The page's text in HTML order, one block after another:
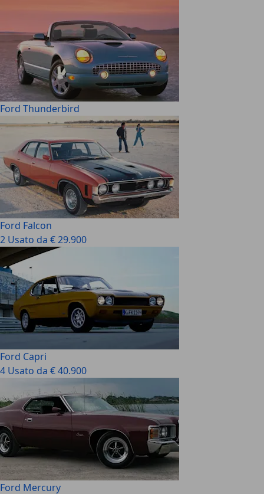
Ford Thunderbird
Ford Falcon
2 Usato da € 29.900
Ford Capri
4 Usato da € 40.900
Ford Mercury